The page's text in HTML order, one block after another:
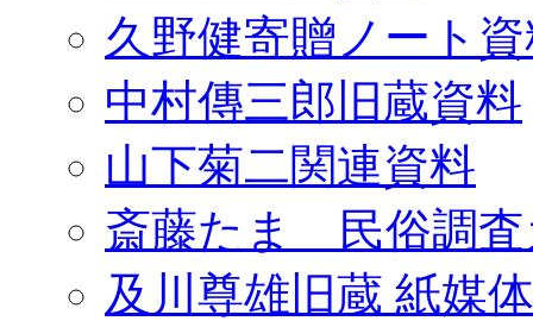
久野健寄贈ノート
中村傳三郎旧蔵資料
山下菊二関連資料
斎藤たま 民俗調査
及川尊雄旧蔵 紙媒